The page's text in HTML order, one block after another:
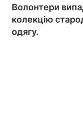
Волонтери
колекцію
одягу.